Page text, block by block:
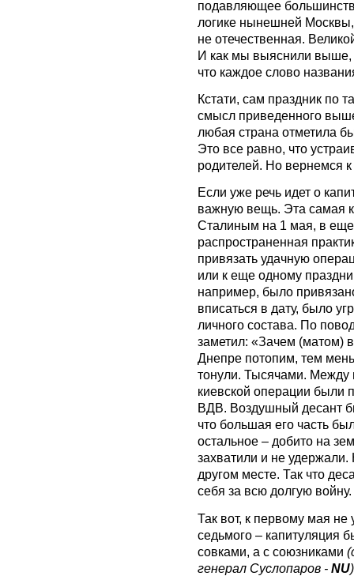
подавляющее
логике нынешней
не отечественная.
И как мы выяснили выше,
что каждое слово
Кстати, сам праздник по
смысл приведенного
любая страна отметила
Это все равно, что
родителей. Но вернемся
Если уже речь идет о
важную вещь. Эта самая
Сталиным на 1 мая, в еще
распространенная
привязать удачную
или к еще одному
например, было
вписаться в дату, было
личного состава. По
заметил: «Зачем (матом)
Днепре потопим, тем
тонули. Тысячами. Между
киевской операции были
ВДВ. Воздушный десант
что большая его часть
остальное – добито на
захватили и не
другом месте. Так что
себя за всю долгую войну.
Так вот, к первому мая не
седьмого – капитуляция
совками, а с союзниками
генерал Суслопаров - NU